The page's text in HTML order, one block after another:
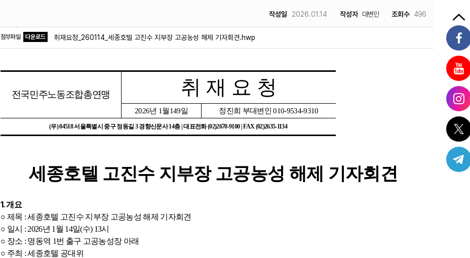
작성일 2026.01.14 작성자 대변인 조회수 496
첨부파일 다운로드 취재요청_260114_세종호텔 고진수 지부장 고공농성 해제 기자회견.hwp
전국민주노동조합총연맹 취 재 요 청
2026년 1월149일 정진희 부대변인010-9534-9310
(우) 04518서울특별시 중구 정동길 3경향신문사14층 |대표전화(02)2670-9100 | FAX (02)2635-1134
세종호텔 고진수 지부장 고공농성 해제 기자회견
1.개요
○ 제목 :세종호텔 고진수 지부장 고공농성 해제 기자회견
○ 일시 : 2026년 1 월 14일(수) 13시
○ 장소 : 명동역 1번 출구 고공농성장 아래
○ 주최 :세종호텔 공대위